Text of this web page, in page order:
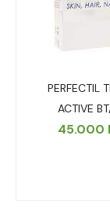
PERFECTIL
ACTIVE
45.000